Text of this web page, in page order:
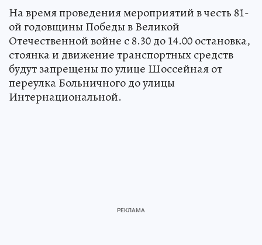
На время проведения мероприятий в честь 81-
ой годовщины Победы в Великой
Отечественной войне с 8.30 до 14.00 остановка,
стоянка и движение транспортных средств
будут запрещены по улице Шоссейная от
переулка Больничного до улицы
Интернациональной.